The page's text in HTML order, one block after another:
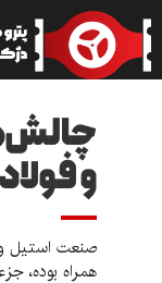
و فولاد
صنعت استیل و فولاد
همراه بوده، جزء